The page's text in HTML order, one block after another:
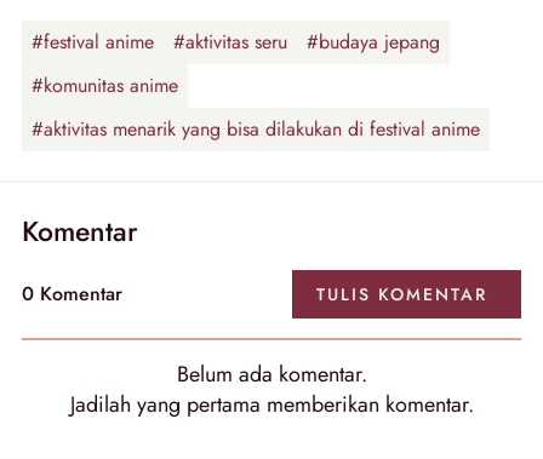
#festival anime #aktivitas seru
#budaya jepang
#komunitas anime
#aktivitas menarik yang bisa dilakukan di festival anime
Komentar
0 Komentar TULIS KOMENTAR
Belum ada komentar.
Jadilah yang pertama memberikan komentar.